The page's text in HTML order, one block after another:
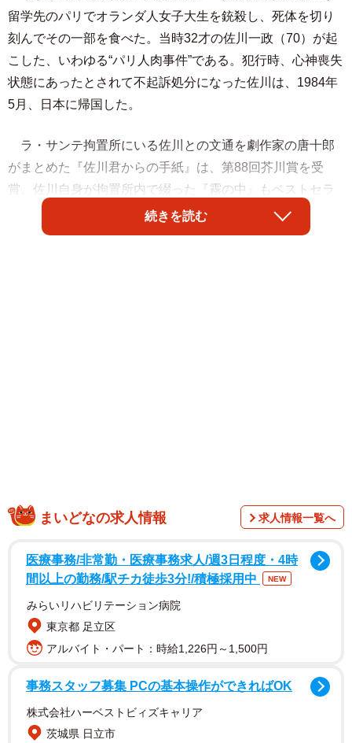
留学先のパリでオランダ人女子大生を銃殺し、死体を切り
刻んでその一部を食べた。当時32才の佐川一政（70）が起
こした、いわゆる“パリ人肉事件”である。犯行時、心神喪失
状態にあったとされて不起訴処分になった佐川は、1984年
5月、日本に帰国した。
ラ・サンテ拘置所にいる佐川との文通を劇作家の唐十郎
がまとめた『佐川君からの手紙』は、第88回芥川賞を受
賞。佐川自身が拘置所内で綴った『霧の中』もベストセラ
ーになった。一人の人間を殺めたにも関わらず、佐川は一
躍時の人となり、その後も自分の犯罪行為に関する著書を
実弟の佐川純氏（68）だ。大手広告代理店を50歳で早期退
職し、現在は兄・一政の身の回りの世話をしている。作中
ではカメラの前に顔をさらすのみならず、自らの秘密につ
続きを読む
まいどなの求人情報 求人情報一覧へ
医療事務/非常勤・医療事務求人/週3日程度・4時
間以上の勤務/駅チカ徒歩3分!/積極採用中
NEW
みらいリハビリテーション病院
東京都 足立区
アルバイト・パート：時給1,226円～1,500円
事務スタッフ募集 PCの基本操作ができればOK
株式会社ハーベストビィズキャリア
茨城県 日立市